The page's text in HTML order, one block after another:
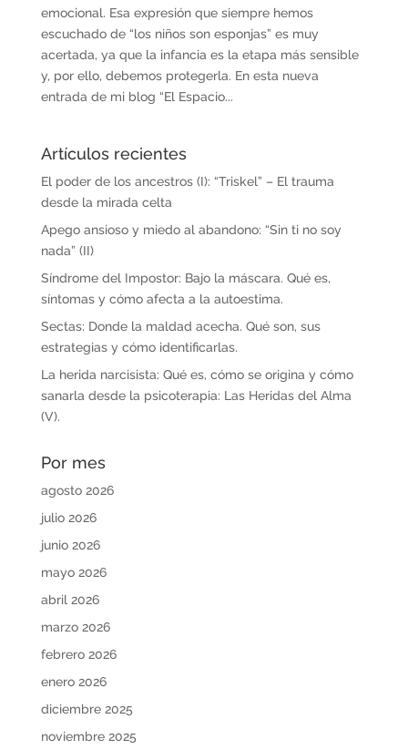
emocional. Esa expresión que siempre hemos
escuchado de “los niños son esponjas” es muy
acertada, ya que la infancia es la etapa más sensible
y, por ello, debemos protegerla. En esta nueva
entrada de mi blog “El Espacio...
Artículos recientes
El poder de los ancestros (I): “Triskel” – El trauma
desde la mirada celta
Apego ansioso y miedo al abandono: “Sin ti no soy
nada” (II)
Síndrome del Impostor: Bajo la máscara. Qué es,
síntomas y cómo afecta a la autoestima.
Sectas: Donde la maldad acecha. Qué son, sus
estrategias y cómo identificarlas.
La herida narcisista: Qué es, cómo se origina y cómo
sanarla desde la psicoterapia: Las Heridas del Alma
(V).
Por mes
agosto 2026
julio 2026
junio 2026
mayo 2026
abril 2026
marzo 2026
febrero 2026
enero 2026
diciembre 2025
noviembre 2025